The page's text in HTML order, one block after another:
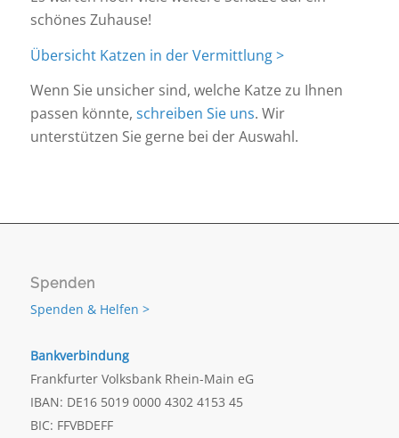
schönes Zuhause!
Übersicht Katzen in der Vermittlung >
Wenn Sie unsicher sind, welche Katze zu Ihnen
passen könnte, schreiben Sie uns. Wir
unterstützen Sie gerne bei der Auswahl.
Spenden
Spenden & Helfen >
Bankverbindung
Frankfurter Volksbank Rhein-Main eG
IBAN: DE16 5019 0000 4302 4153 45
BIC: FFVBDEFF